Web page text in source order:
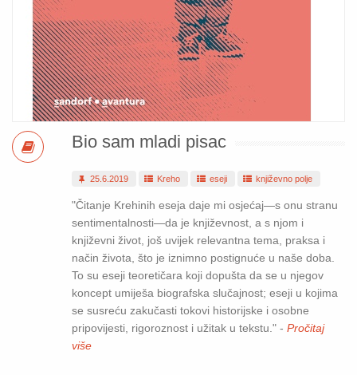
Bio sam mladi pisac
25.6.2019 Kreho eseji književno polje
"Čitanje Krehinih eseja daje mi osjećaj—s onu stranu
sentimentalnosti—da je književnost, a s njom i
književni život, još uvijek relevantna tema, praksa i
način života, što je iznimno postignuće u naše doba.
To su eseji teoretičara koji dopušta da se u njegov
koncept umiješa biografska slučajnost; eseji u kojima
se susreću zakučasti tokovi historijske i osobne
pripovijesti, rigoroznost i užitak u tekstu." - Pročitaj
više